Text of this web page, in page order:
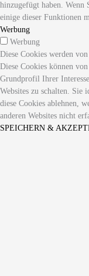
hinzugefügt haben. Wenn
einige dieser Funktionen
Werbung
Werbung
Diese Cookies werden
Diese Cookies können
Grundprofil Ihrer
Websites zu schalten.
diese Cookies ablehnen,
anderen Websites nicht
SPEICHERN &